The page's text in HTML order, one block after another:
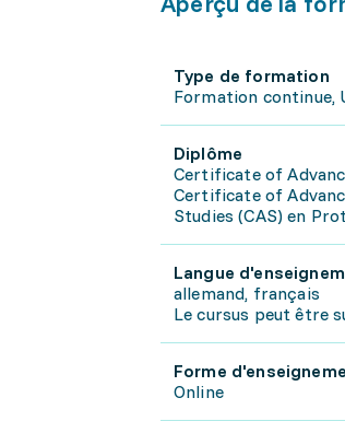
Type de formation
Formation continue,
Diplôme
Certificate of
Certificate of
Studies (CAS) en
Langue
allemand, français
Le cursus peut être
Forme
Online